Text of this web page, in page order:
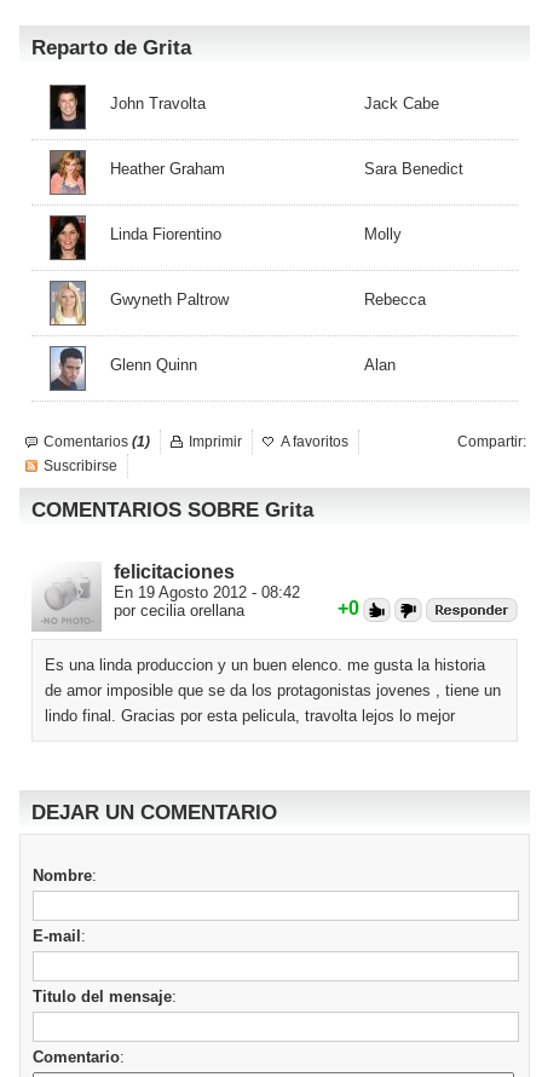
Reparto de Grita
John Travolta Jack Cabe
Heather Graham Sara Benedict
Linda Fiorentino Molly
Gwyneth Paltrow Rebecca
Glenn Quinn Alan
Comentarios (1) Compartir:
Imprimir
A favoritos
Suscribirse
COMENTARIOS SOBRE Grita
felicitaciones
En 19 Agosto 2012 - 08:42
por cecilia orellana
+0
Es una linda produccion y un buen elenco. me gusta la historia
de amor imposible que se da los protagonistas jovenes , tiene un
lindo final. Gracias por esta pelicula, travolta lejos lo mejor
DEJAR UN COMENTARIO
Nombre:
E-mail :
Titulo del mensaje:
Comentario: